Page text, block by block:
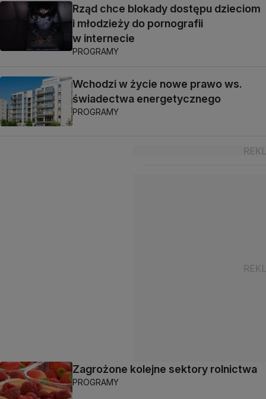
Rząd chce blokady dostępu dzieciom
i młodzieży do pornografii
w internecie
PROGRAMY
Wchodzi w życie nowe prawo ws.
świadectwa energetycznego
PROGRAMY
Zagrożone kolejne sektory rolnictwa
PROGRAMY